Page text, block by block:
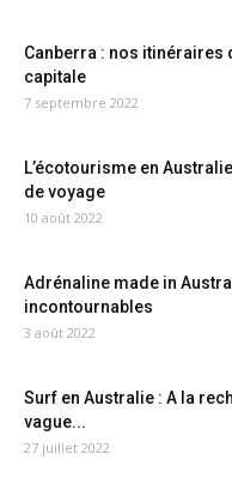
Canberra : nos itinéraires
capitale
7 septembre 2022
L’écotourisme en
de voyage
10 août 2022
Adrénaline made in
incontournables
3 août 2022
Surf en Australie : A la
vague...
27 juillet 2022